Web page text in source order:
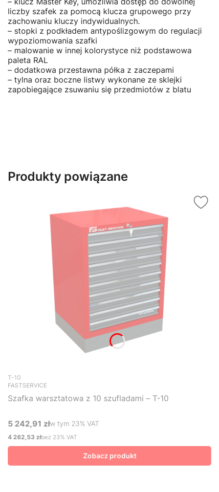
liczby szafek za pomocą klucza grupowego przy
zachowaniu kluczy indywidualnych.
– stopki z podkładem antypoślizgowym do regulacji
wypoziomowania szafki
– malowanie w innej kolorystyce niż podstawowa
paleta RAL
– dodatkowa przestawna półka z zaczepami
– tylna oraz boczne listwy wykonane ze sklejki
zapobiegające zsuwaniu się przedmiotów z blatu
Produkty powiązane
Kod produktu
T-10
FASTSERVICE
Szafka warsztatowa z 10 szufladami – T-10
Cena brutto
5 242,91 złw tym %s VAT
w tym 23% VAT
Cena netto
4 262,53 złbez 23% VAT
Zobacz produkt